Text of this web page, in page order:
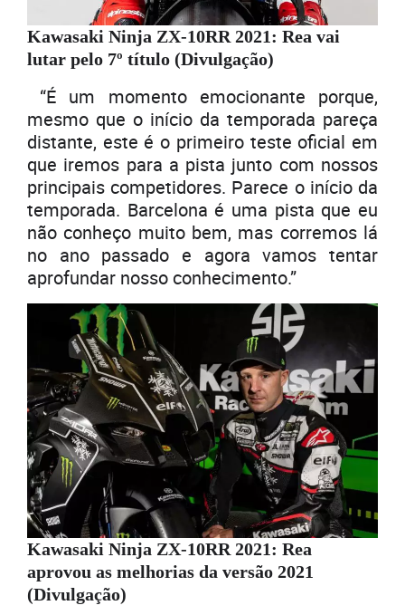
Kawasaki Ninja ZX-10RR 2021: Rea vai
lutar pelo 7º título (Divulgação)
“É um momento emocionante porque,
mesmo que o início da temporada pareça
distante, este é o primeiro teste oficial em
que iremos para a pista junto com nossos
principais competidores. Parece o início da
temporada. Barcelona é uma pista que eu
não conheço muito bem, mas corremos lá
no ano passado e agora vamos tentar
aprofundar nosso conhecimento.”
Kawasaki Ninja ZX-10RR 2021: Rea
aprovou as melhorias da versão 2021
(Divulgação)